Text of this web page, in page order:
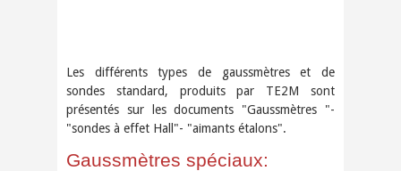
Les différents types de gaussmètres et de
sondes standard, produits par TE2M sont
présentés sur les documents "Gaussmètres "-
"sondes à effet Hall"- "aimants étalons".
Gaussmètres spéciaux: